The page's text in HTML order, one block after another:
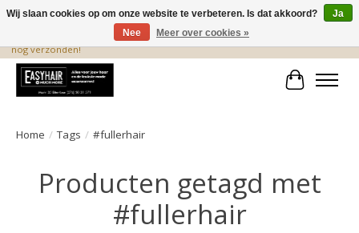
De beste produkten staan hier! Voor 15.00 uur besteld, wordt dezelfde dag
nog verzonden!
Home / Tags / #fullerhair
Producten getagd met
#fullerhair
Wij slaan cookies op om onze website te verbeteren. Is dat akkoord?
Ja
Nee
Meer over cookies »